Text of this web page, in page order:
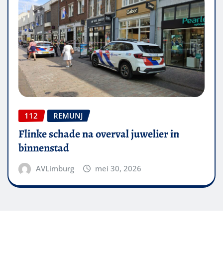
112 REMUNJ
Flinke schade na overval juwelier in
binnenstad
AVLimburg mei 30, 2026